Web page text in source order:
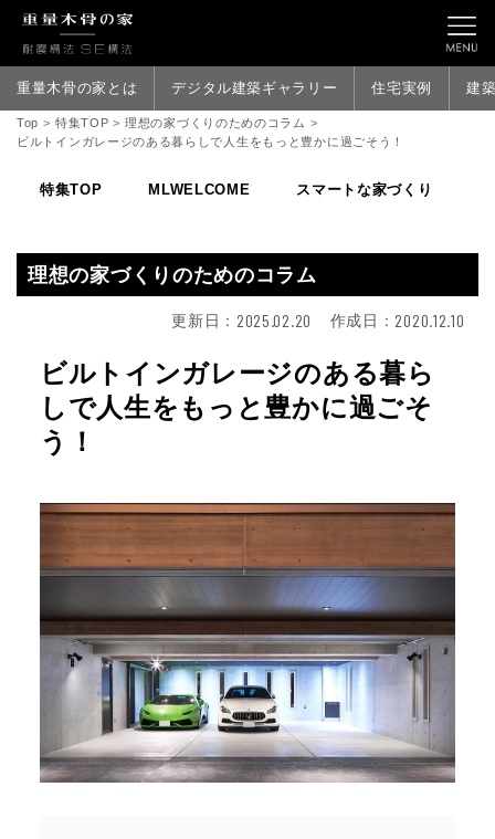
重量木骨の家とは デジタル建築ギャラリー 住宅実例 建
Top > 特集TOP > 理想の家づくりのためのコラム >
ビルトインガレージのある暮らしで人生をもっと豊かに過ごそう！
特集TOP MLWELCOME スマートな家づくり
理想の家づくりのためのコラム
更新日： 2025.02.20 作成日： 2020.12.10
ビルトインガレージのある暮ら
しで人生をもっと豊かに過ごそ
う！